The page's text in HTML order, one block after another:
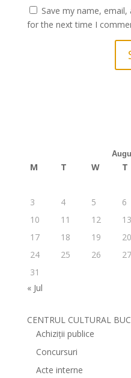
Save my name,
for the next time I
M T W T
3
4 5 6
10
11 12 13
17
18 19 20
24
25 26 27
31
« Jul
CENTRUL CULTURAL
Achiziții publice
Concursuri
Acte interne